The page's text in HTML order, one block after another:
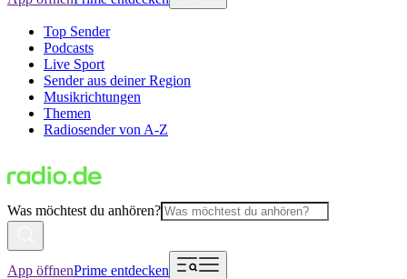
Top Sender
Podcasts
Live Sport
Sender aus deiner Region
Musikrichtungen
Themen
Radiosender von A-Z
Was möchtest du anhören?
App öffnenPrime entdecken